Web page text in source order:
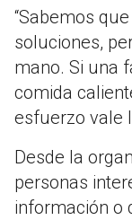
“Sabemos
soluciones,
mano. Si una
comida
esfuerzo vale
Desde la
personas
información o